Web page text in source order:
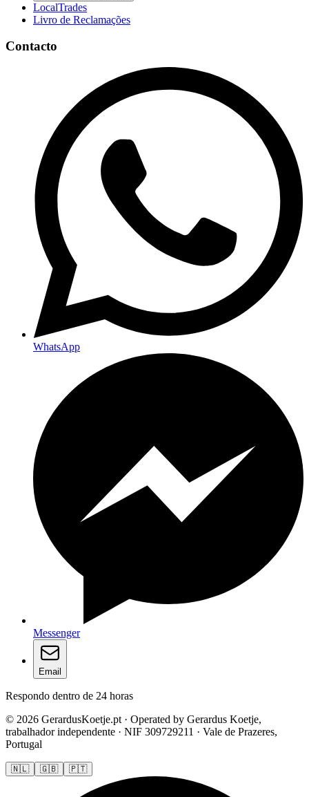
LocalTrades
Livro de Reclamações
Contacto
WhatsApp
Messenger
Email
Respondo dentro de 24 horas
© 2026 GerardusKoetje.pt · Operated by Gerardus Koetje,
trabalhador independente · NIF 309729211 · Vale de Prazeres,
Portugal
🇳🇱 🇬🇧 🇵🇹